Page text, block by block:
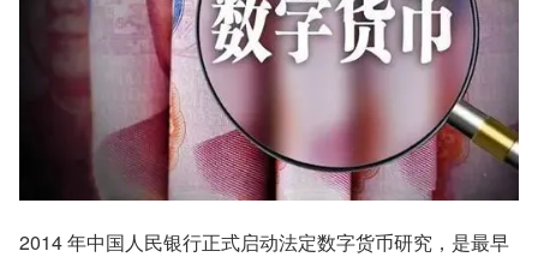
2014 年中国人民银行正式启动法定数字货币研究，是最早